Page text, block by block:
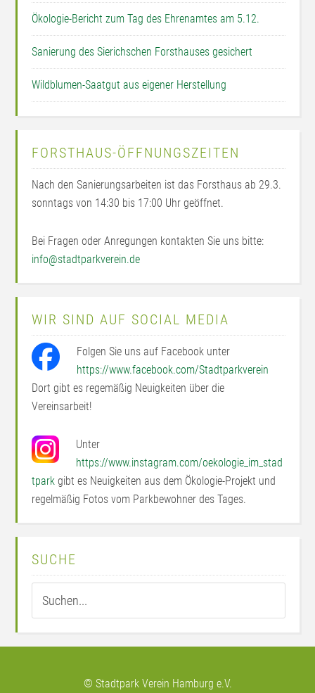
Ökologie-Bericht zum Tag des Ehrenamtes am 5.12.
Sanierung des Sierichschen Forsthauses gesichert
Wildblumen-Saatgut aus eigener Herstellung
FORSTHAUS-ÖFFNUNGSZEITEN
Nach den Sanierungsarbeiten ist das Forsthaus ab 29.3.
sonntags von 14:30 bis 17:00 Uhr geöffnet.
Bei Fragen oder Anregungen kontakten Sie uns bitte:
info@stadtparkverein.de
WIR SIND AUF SOCIAL MEDIA
Folgen Sie uns auf Facebook unter
https://www.facebook.com/Stadtparkverein
Dort gibt es regemäßig Neuigkeiten über die
Vereinsarbeit!
Unter
https://www.instagram.com/oekologie_im_stad
tpark gibt es Neuigkeiten aus dem Ökologie-Projekt und
regelmäßig Fotos vom Parkbewohner des Tages.
SUCHE
© Stadtpark Verein Hamburg e.V.